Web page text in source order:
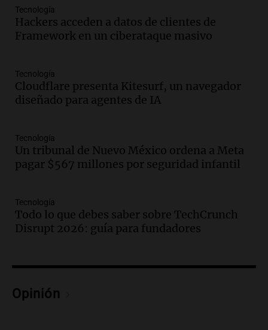
Panorama Federal
Episodios
Audio.Docentes de Jujuy denuncian
Panorama Federal
Episodios
Audio. Siniestro vial en Salta: una mujer
vehículo
Panorama Federal
Episodios
Audio.
Docentes de Jujuy enfrentan
sus salarios, denuncian desde el
sindicato
Panorama Federal
como enfermedad laboral tras caso de
Panorama Federal
Tecnología
Hackers acceden a datos de clientes de
Framework en un ciberataque masivo
Tecnología
Cloudflare presenta Kitesurf, un navegador
diseñado para agentes de IA
Tecnología
Un tribunal de Nuevo México ordena a Meta
pagar $567 millones por seguridad infantil
Tecnología
Todo lo que debes saber sobre TechCrunch
Disrupt 2026: guía para fundadores
Opinión